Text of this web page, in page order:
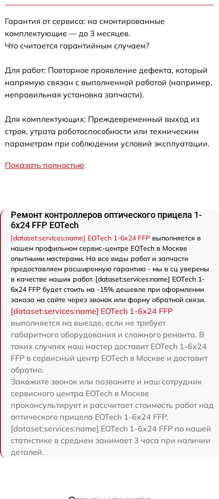
Гарантия от сервиса: на смонтированные
комплектующие — до 3 месяцев.
Что считается гарантийным случаем?
Для работ: Повторное проявление дефекта, который
напрямую связан с выполненной работой (например,
неправильная установка запчасти).
Для комплектующих: Преждевременный выход из
строя, утрата работоспособности или техническим
параметрам при соблюдении условий эксплуатации.
Показать полностью
Ремонт контроллеров оптического прицела 1-
6x24 FFP EOTech
[dataset:services:name] EOTech 1-6x24 FFP выполняется в
нашем профильном сервис-центре EOTech в Москве
опытными мастерами. На все виды работ и запчасти
предоставляем расширенную гарантию - мы в сц уверены
в качестве наших работ. [dataset:services:name] EOTech 1-
6x24 FFP будет стоить на -15% дешевле при оформлении
заказа на сайте через звонок или форму обратной связи.
[dataset:services:name] EOTech 1-6x24 FFP
выполняется на выезде, если не требует
габаритного оборудования и сложного ремонта. В
таких случаях наш мастер доставит EOTech 1-6x24
FFP в сервисный центр EOTech в Москве и доставит
обратно.
Закажите звонок или позвоните и наш сотрудник
сервисного центра EOTech в Москве
проконсультирует и рассчитает стоимость работ над
оптического прицела EOTech 1-6x24 FFP.
[dataset:services:name] EOTech 1-6x24 FFP по нашей
статистике в среднем занимает 3 часа при наличии
деталей.